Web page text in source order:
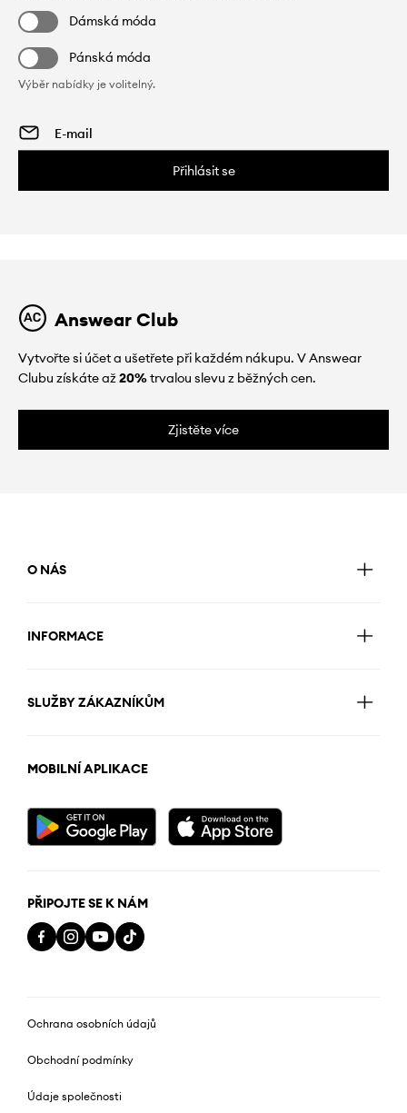
Dámská móda
Pánská móda
Výběr nabídky je volitelný.
Přihlásit se
Answear Club
Vytvořte si účet a ušetřete při každém nákupu. V Answear
Clubu získáte až20%trvalou slevu z běžných cen.
Zjistěte více
O NÁS
INFORMACE
SLUŽBY ZÁKAZNÍKŮM
MOBILNÍ APLIKACE
PŘIPOJTE SE K NÁM
Ochrana osobních údajů
Obchodní podmínky
Údaje společnosti